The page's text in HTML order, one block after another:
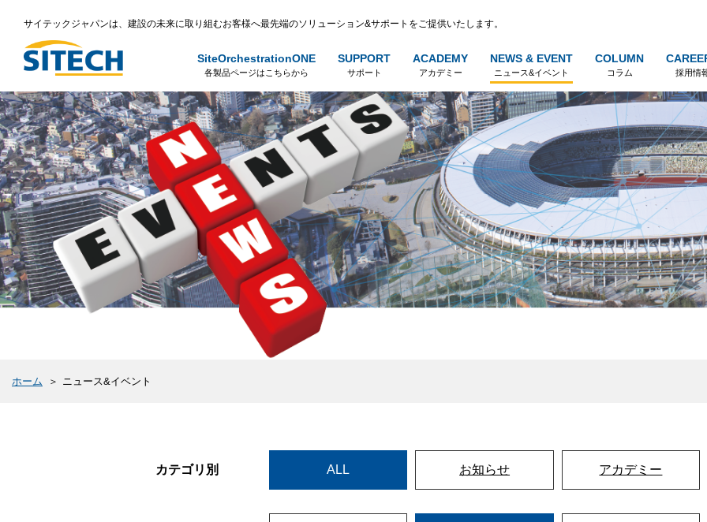
サイテックジャパンは、建設の未来に取り組むお客様へ最先端のソリューション&サポートをご提供いたします。
SiteOrchestrationONE
各製品ページはこちらから
SUPPORT
サポート
ACADEMY
アカデミー
NEWS & EVENT
ニュース&イベント
COLUMN
コラム 採用情
ホーム ニュース&イベント
カテゴリ別 ALL お知らせ アカデミー